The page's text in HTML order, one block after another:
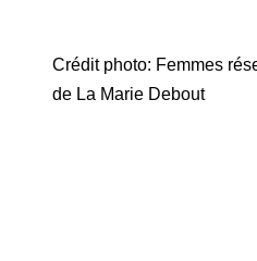
Crédit photo: Femmes
de La Marie Debout